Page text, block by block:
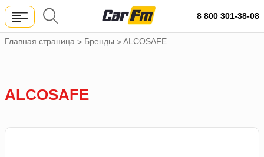
8 800 301-38-08
Главная страница > Бренды >ALCOSAFE
ALCOSAFE